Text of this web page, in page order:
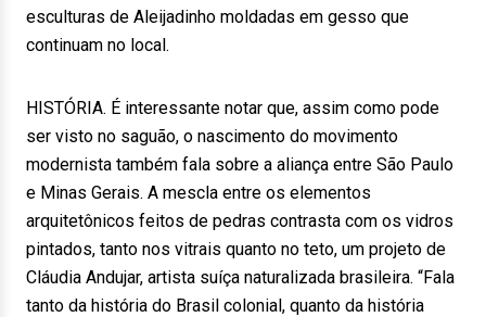
esculturas de Aleijadinho moldadas em gesso que
continuam no local.
HISTÓRIA. É interessante notar que, assim como pode
ser visto no saguão, o nascimento do movimento
modernista também fala sobre a aliança entre São Paulo
e Minas Gerais. A mescla entre os elementos
arquitetônicos feitos de pedras contrasta com os vidros
pintados, tanto nos vitrais quanto no teto, um projeto de
Cláudia Andujar, artista suíça naturalizada brasileira. “Fala
tanto da história do Brasil colonial, quanto da história